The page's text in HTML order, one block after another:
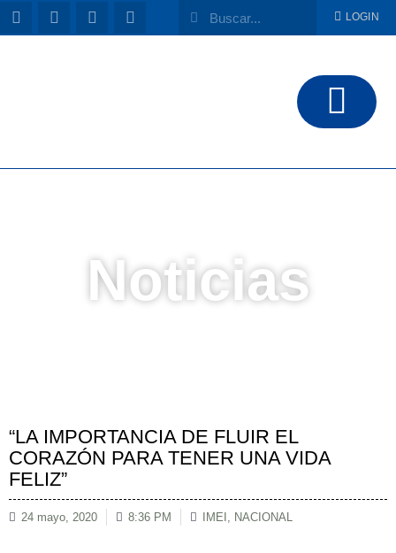
LOGIN
Noticias
“LA IMPORTANCIA DE FLUIR EL
CORAZÓN PARA TENER UNA VIDA
FELIZ”
24 mayo, 2020 8:36 PM IMEI , NACIONAL